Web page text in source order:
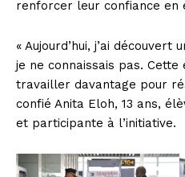
renforcer leur confiance en
« Aujourd’hui, j’ai
je ne connaissais pas.
travailler davantage pour
confié Anita Eloh, 13 ans,
et participante à l’initiative.